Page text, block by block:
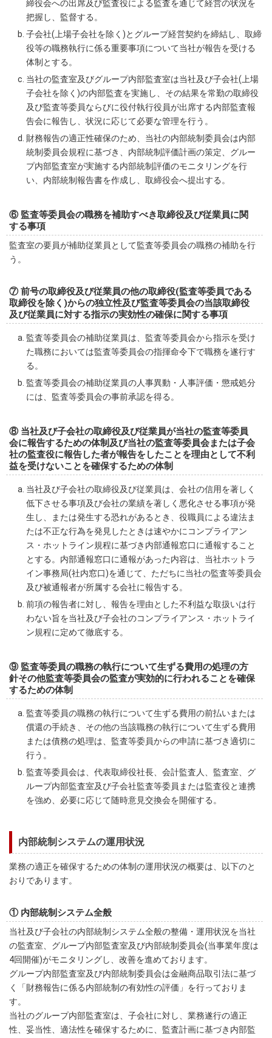
締役会への出席及び監査役による監査を通じて経営の状況を
把握し、監督する。
子会社(上場子会社を除く)とグループ経営契約を締結し、取締
役等の職務執行に係る重要事項について当社が報告を受ける
体制とする。
当社の監査室及びグループ内部監査室は当社及び子会社(上場
子会社を除く)の内部監査を実施し、その結果を常勤の取締役
及び監査等委員ならびに役付執行役員が出席する内部監査報
告会に報告し、状況に応じて必要な管理を行う。
財務報告の適正性確保のため、当社の内部統制委員会は内部
統制委員会規程に基づき、内部統制評価計画の策定、グルー
プ内部監査室が実施する内部統制評価のモニタリングを行
い、内部統制報告書を作成し、取締役会へ提出する。
⑥ 監査等委員会の職務を補助すべき取締役及び従業員に関
する事項
監査室の要員が補助従業員として監査等委員会の職務の補助を行
う。
⑦ 前号の取締役及び従業員の他の取締役(監査等委員である
取締役を除く)からの独立性及び監査等委員会の当該取締役
及び従業員に対する指示の実効性の確保に関する事項
監査等委員会の補助従業員は、監査等委員会から指示を受け
た職務においては監査等委員会の指揮命令下で職務を遂行す
る。
監査等委員会の補助従業員の人事異動・人事評価・懲戒処分
には、監査等委員会の事前承認を得る。
⑧ 当社及び子会社の取締役及び従業員が当社の監査等委員
会に報告するための体制及び当社の監査等委員会または子会
社の監査役に報告した者が報告をしたことを理由として不利
益を受けないことを確保するための体制
当社及び子会社の取締役及び従業員は、会社の信用を著しく
低下させる事項及び会社の業績を著しく悪化させる事項が発
生し、または発生する恐れがあるとき、役職員による違法ま
たは不正な行為を発見したときは速やかにコンプライアン
ス・ホットライン規程に基づき内部通報窓口に通報すること
とする。内部通報窓口に通報があった内容は、当社ホットラ
イン事務局(社内窓口)を通じて、ただちに当社の監査等委員会
及び被通報者が所属する会社に報告する。
前項の報告者に対し、報告を理由とした不利益な取扱いは行
わない旨を当社及び子会社のコンプライアンス・ホットライ
ン規程に定めて徹底する。
⑨ 監査等委員の職務の執行について生ずる費用の処理の方
針その他監査等委員会の監査が実効的に行われることを確保
するための体制
監査等委員の職務の執行について生ずる費用の前払いまたは
償還の手続き、その他の当該職務の執行について生ずる費用
または債務の処理は、監査等委員からの申請に基づき適切に
行う。
監査等委員会は、代表取締役社長、会計監査人、監査室、グ
ループ内部監査室及び子会社監査等委員または監査役と連携
を強め、必要に応じて随時意見交換会を開催する。
内部統制システムの運用状況
業務の適正を確保するための体制の運用状況の概要は、以下のと
おりであります。
① 内部統制システム全般
当社及び子会社の内部統制システム全般の整備・運用状況を当社
の監査室、グループ内部監査室及び内部統制委員会(当事業年度は
4回開催)がモニタリングし、改善を進めております。
グループ内部監査室及び内部統制委員会は金融商品取引法に基づ
く「財務報告に係る内部統制の有効性の評価」を行っておりま
す。
当社のグループ内部監査室は、子会社に対し、業務遂行の適正
性、妥当性、適法性を確保するために、監査計画に基づき内部監